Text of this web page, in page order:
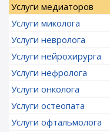
Услуги медиаторов
Услуги миколога
Услуги невролога
Услуги нейрохирурга
Услуги нефролога
Услуги онколога
Услуги остеопата
Услуги офтальмолога